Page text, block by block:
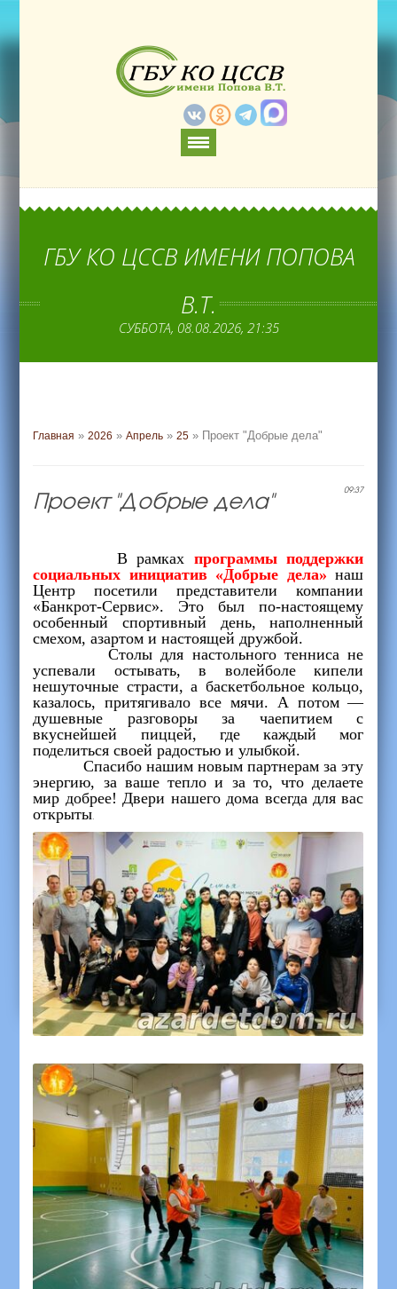
ГБУ КО ЦССВ ИМЕНИ ПОПОВА
В.Т.
СУББОТА, 08.08.2026, 21:35
Главная »2026 » Апрель » 25 » Проект "Добрые дела"
09:37
Проект "Добрые дела"
В рамках программы поддержки
социальных инициатив «Добрые дела» наш
Центр посетили представители компании
«Банкрот-Сервис». Это был по-настоящему
особенный спортивный день, наполненный
смехом, азартом и настоящей дружбой.
Столы для настольного тенниса не
успевали остывать, в волейболе кипели
нешуточные страсти, а баскетбольное кольцо,
казалось, притягивало все мячи. А потом —
душевные разговоры за чаепитием с
вкуснейшей пиццей, где каждый мог
поделиться своей радостью и улыбкой.
Спасибо нашим новым партнерам за эту
энергию, за ваше тепло и за то, что делаете
мир добрее! Двери нашего дома всегда для вас
открыты